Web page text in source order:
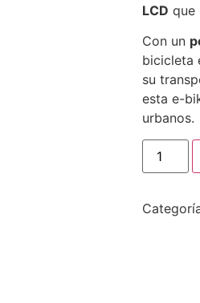
LCD que
Con un
bicicleta
su
esta e-
urbanos.